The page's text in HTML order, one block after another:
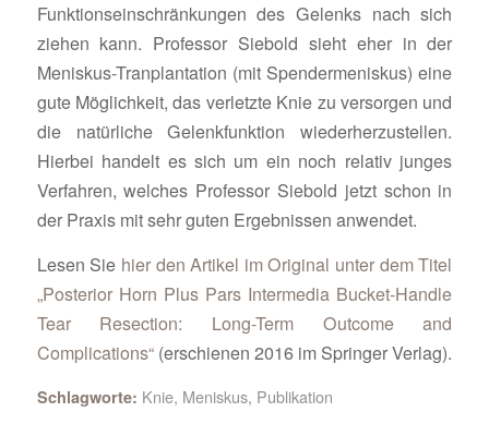
Funktionseinschränkungen des Gelenks nach sich
ziehen kann. Professor Siebold sieht eher in der
Meniskus-Tranplantation (mit Spendermeniskus) eine
gute Möglichkeit, das verletzte Knie zu versorgen und
die natürliche Gelenkfunktion wiederherzustellen.
Hierbei handelt es sich um ein noch relativ junges
Verfahren, welches Professor Siebold jetzt schon in
der Praxis mit sehr guten Ergebnissen anwendet.
Lesen Sie hier den Artikel im Original unter dem Titel
„Posterior Horn Plus Pars Intermedia Bucket-Handle
Tear Resection: Long-Term Outcome and
Complications“(erschienen 2016 im Springer Verlag).
Schlagworte: Knie, Meniskus, Publikation